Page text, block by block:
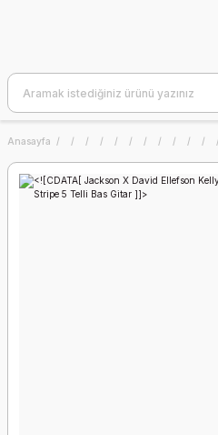
Anasayfa